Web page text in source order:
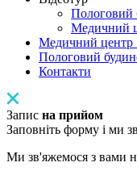
Пологовий
Медичний
Медичний центр
Пологовий
Контакти
Запис на прийом
Заповніть форму і ми
Ми зв'яжемося з вами